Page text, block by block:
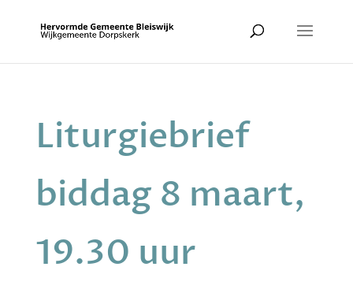
Liturgiebrief
biddag 8 maart,
19.30 uur